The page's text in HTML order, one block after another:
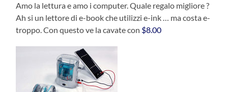
Amo la lettura e amo i computer. Quale regalo migliore ?
Ah si un lettore di e-book che utilizzi e-ink … ma costa e-
troppo. Con questo ve la cavate con $8.00